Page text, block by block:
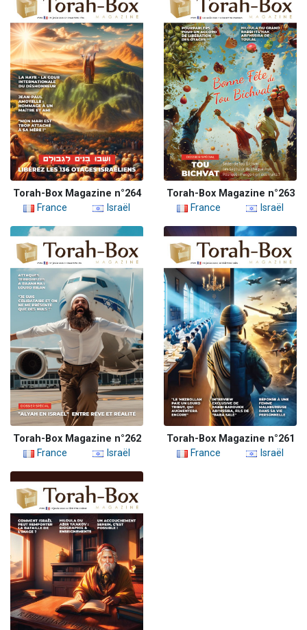
Torah-Box Magazine n°264
France
Israël
Torah-Box Magazine n°263
France
Israël
Torah-Box Magazine n°262
France
Israël
Torah-Box Magazine n°261
France
Israël